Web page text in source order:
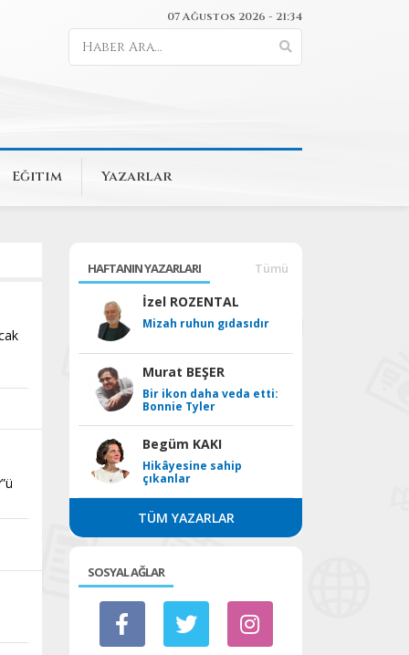
07 Ağustos 2026 - 21:34
Eğitim Yazarlar
HAFTANIN YAZARLARI Tümü
İzel ROZENTAL
Mizah ruhun gıdasıdır
Murat BEŞER
Bir ikon daha veda etti:
Bonnie Tyler
Begüm KAKI
Hikâyesine sahip
çıkanlar
TÜM YAZARLAR
SOSYAL AĞLAR